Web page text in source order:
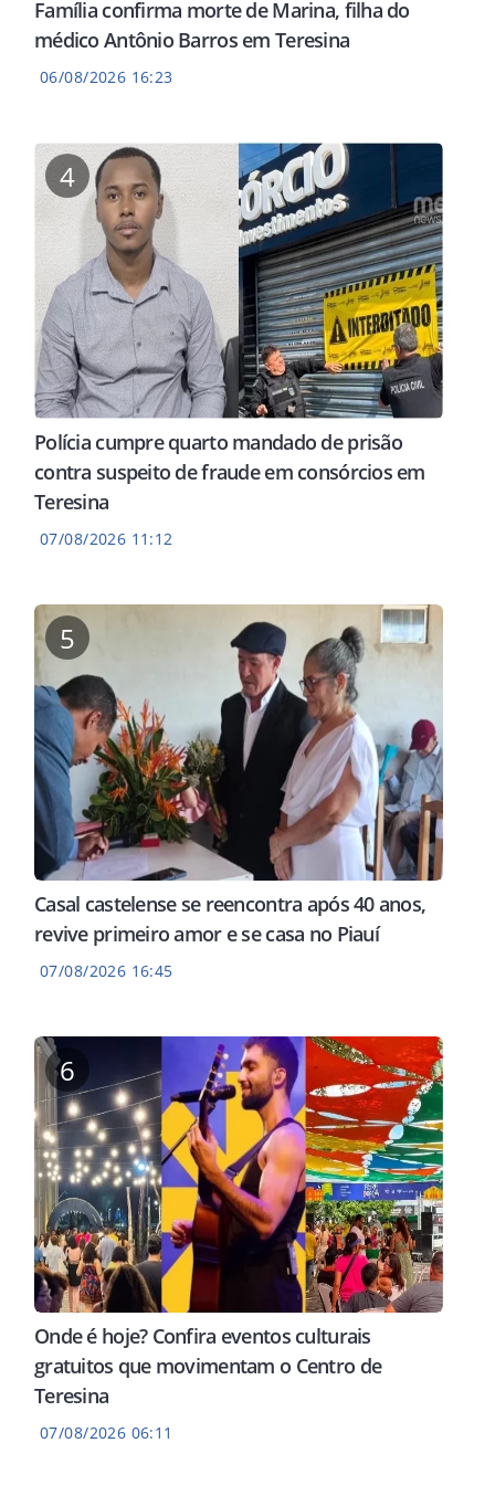
Família confirma morte de Marina, filha do
médico Antônio Barros em Teresina
06/08/2026 16:23
4
Polícia cumpre quarto mandado de prisão
contra suspeito de fraude em consórcios em
Teresina
07/08/2026 11:12
5
Casal castelense se reencontra após 40 anos,
revive primeiro amor e se casa no Piauí
07/08/2026 16:45
6
Onde é hoje? Confira eventos culturais
gratuitos que movimentam o Centro de
Teresina
07/08/2026 06:11